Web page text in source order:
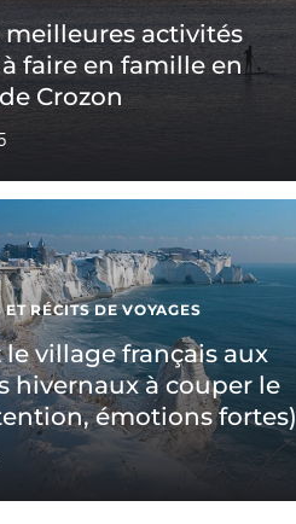
meilleures activités
faire en famille en
Crozon
RÉCITS DE VOYAGES
le village français aux
hivernaux à couper le
émotions fortes)